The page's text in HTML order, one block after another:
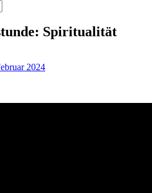
Spiritualität
2024